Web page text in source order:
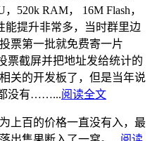
520k RAM， 16M Flash，
能提升非常多，当时群里边
票第一批就免费寄一片
票截屏并把地址发给统计的
关的开发板了，但是当年说
都没有……...阅读全文
上百的价格一直没有入，最